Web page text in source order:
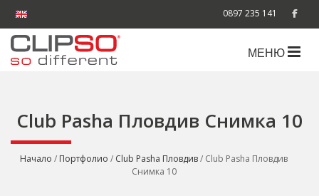
0897 235 141
МЕНЮ
Club Pasha Пловдив Снимка 10
Начало / Портфолио / Club Pasha Пловдив/ Club Pasha Пловдив
Снимка 10